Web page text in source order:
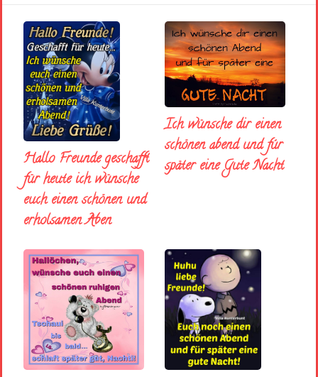
Hallo Freunde geschafft
für heute ich wünsche
euch einen schönen und
erholsamen Aben
Ich wünsche dir einen
schönen abend und fúr
später eine Gute Nacht